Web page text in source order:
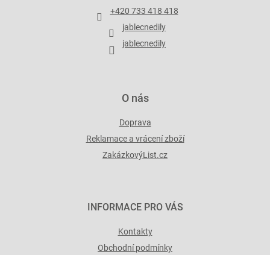
r
v
k
y
s
+420 733 418 418
jablecnedily
jablecnedily
O nás
Doprava
Reklamace a vrácení zboží
ZakázkovýList.cz
INFORMACE PRO VÁS
Kontakty
Obchodní podmínky